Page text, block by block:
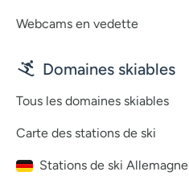
Webcams en vedette
Domaines skiables
Tous les domaines skiables
Carte des stations de ski
Stations de ski Allemagne